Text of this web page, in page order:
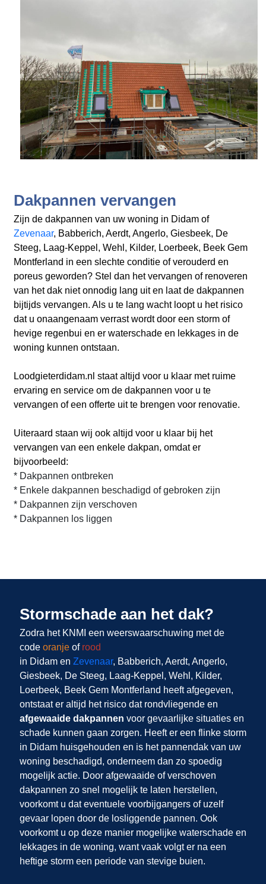
Dakpannen vervangen
Zijn de dakpannen van uw woning in Didam of
Zevenaar, Babberich, Aerdt, Angerlo, Giesbeek, De
Steeg, Laag-Keppel, Wehl, Kilder, Loerbeek, Beek Gem
Montferland in een slechte conditie of verouderd en
poreus geworden? Stel dan het vervangen of renoveren
van het dak niet onnodig lang uit en laat de dakpannen
bijtijds vervangen. Als u te lang wacht loopt u het risico
dat u onaangenaam verrast wordt door een storm of
hevige regenbui en er waterschade en lekkages in de
woning kunnen ontstaan.
Loodgieterdidam.nl staat altijd voor u klaar met ruime
ervaring en service om de dakpannen voor u te
vervangen of een offerte uit te brengen voor renovatie.
Uiteraard staan wij ook altijd voor u klaar bij het
vervangen van een enkele dakpan, omdat er
bijvoorbeeld:
* Dakpannen ontbreken
* Enkele dakpannen beschadigd of gebroken zijn
* Dakpannen zijn verschoven
* Dakpannen los liggen
Stormschade aan het dak?
Zodra het KNMI een weerswaarschuwing met de
code oranje of rood
in Didam en Zevenaar, Babberich, Aerdt, Angerlo,
Giesbeek, De Steeg, Laag-Keppel, Wehl, Kilder,
Loerbeek, Beek Gem Montferland heeft afgegeven,
ontstaat er altijd het risico dat rondvliegende en
afgewaaide dakpannen voor gevaarlijke situaties en
schade kunnen gaan zorgen. Heeft er een flinke storm
in Didam huisgehouden en is het pannendak van uw
woning beschadigd, onderneem dan zo spoedig
mogelijk actie. Door afgewaaide of verschoven
dakpannen zo snel mogelijk te laten herstellen,
voorkomt u dat eventuele voorbijgangers of uzelf
gevaar lopen door de losliggende pannen. Ook
voorkomt u op deze manier mogelijke waterschade en
lekkages in de woning, want vaak volgt er na een
heftige storm een periode van stevige buien.